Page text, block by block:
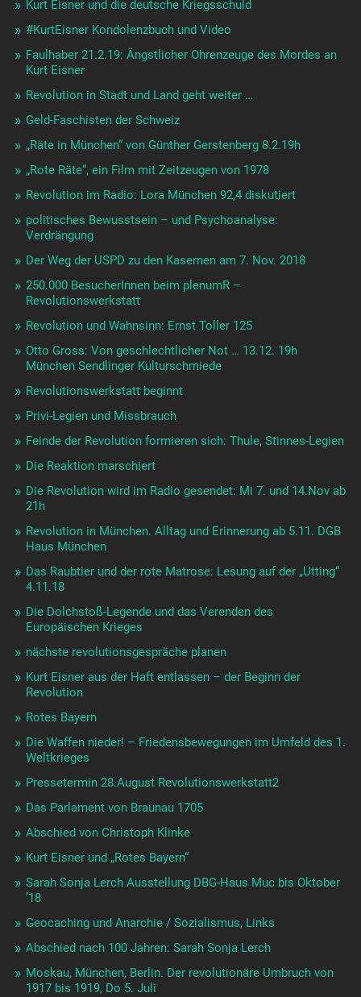
Kurt Eisner und die deutsche Kriegsschuld
#KurtEisner Kondolenzbuch und Video
Faulhaber 21.2.19: Ängstlicher Ohrenzeuge des Mordes an
Kurt Eisner
Revolution in Stadt und Land geht weiter …
Geld-Faschisten der Schweiz
„Räte in München“ von Günther Gerstenberg 8.2.19h
„Rote Räte“, ein Film mit Zeitzeugen von 1978
Revolution im Radio: Lora München 92,4 diskutiert
politisches Bewusstsein – und Psychoanalyse:
Verdrängung
Der Weg der USPD zu den Kasernen am 7. Nov. 2018
250.000 BesucherInnen beim plenumR –
Revolutionswerkstatt
Revolution und Wahnsinn: Ernst Toller 125
Otto Gross: Von geschlechtlicher Not … 13.12. 19h
München Sendlinger Kulturschmiede
Revolutionswerkstatt beginnt
Privi-Legien und Missbrauch
Feinde der Revolution formieren sich: Thule, Stinnes-Legien
Die Reaktion marschiert
Die Revolution wird im Radio gesendet: Mi 7. und 14.Nov ab
21h
Revolution in München. Alltag und Erinnerung ab 5.11. DGB
Haus München
Das Raubtier und der rote Matrose: Lesung auf der „Utting“
4.11.18
Die Dolchstoß-Legende und das Verenden des
Europäischen Krieges
nächste revolutionsgespräche planen
Kurt Eisner aus der Haft entlassen – der Beginn der
Revolution
Rotes Bayern
Die Waffen nieder! – Friedensbewegungen im Umfeld des 1.
Weltkrieges
Pressetermin 28.August Revolutionswerkstatt2
Das Parlament von Braunau 1705
Abschied von Christoph Klinke
Kurt Eisner und „Rotes Bayern“
Sarah Sonja Lerch Ausstellung DBG-Haus Muc bis Oktober
’18
Geocaching und Anarchie / Sozialismus, Links
Abschied nach 100 Jahren: Sarah Sonja Lerch
Moskau, München, Berlin. Der revolutionäre Umbruch von
1917 bis 1919, Do 5. Juli